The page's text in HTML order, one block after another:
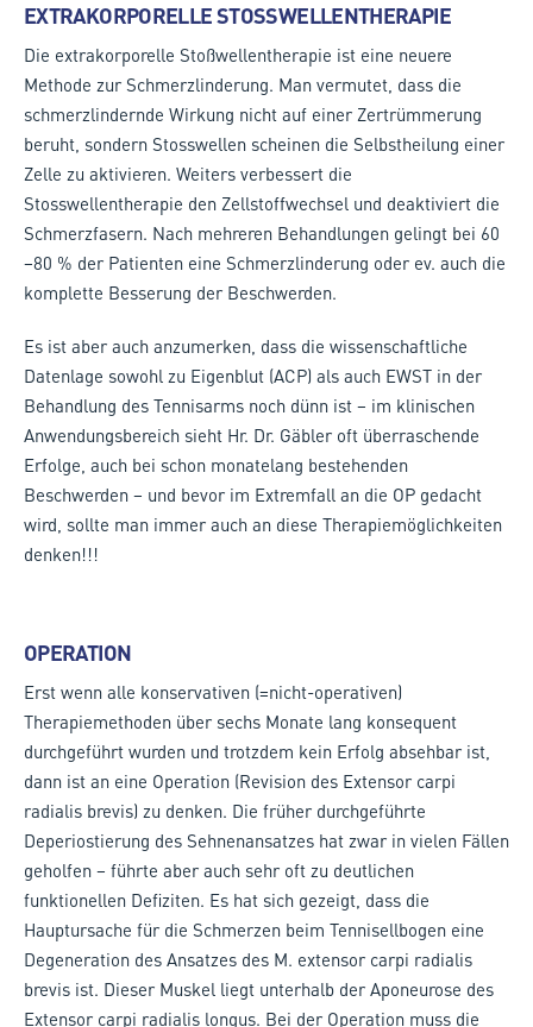
EXTRAKORPORELLE STOSSWELLENTHERAPIE
Die extrakorporelle Stoßwellentherapie ist eine neuere
Methode zur Schmerzlinderung. Man vermutet, dass die
schmerzlindernde Wirkung nicht auf einer Zertrümmerung
beruht, sondern Stosswellen scheinen die Selbstheilung einer
Zelle zu aktivieren. Weiters verbessert die
Stosswellentherapie den Zellstoffwechsel und deaktiviert die
Schmerzfasern. Nach mehreren Behandlungen gelingt bei 60
–80 % der Patienten eine Schmerzlinderung oder ev. auch die
komplette Besserung der Beschwerden.
Es ist aber auch anzumerken, dass die wissenschaftliche
Datenlage sowohl zu Eigenblut (ACP) als auch EWST in der
Behandlung des Tennisarms noch dünn ist – im klinischen
Anwendungsbereich sieht Hr. Dr. Gäbler oft überraschende
Erfolge, auch bei schon monatelang bestehenden
Beschwerden – und bevor im Extremfall an die OP gedacht
wird, sollte man immer auch an diese Therapiemöglichkeiten
denken!!!
OPERATION
Erst wenn alle konservativen (=nicht-operativen)
Therapiemethoden über sechs Monate lang konsequent
durchgeführt wurden und trotzdem kein Erfolg absehbar ist,
dann ist an eine Operation (Revision des Extensor carpi
radialis brevis) zu denken. Die früher durchgeführte
Deperiostierung des Sehnenansatzes hat zwar in vielen Fällen
geholfen – führte aber auch sehr oft zu deutlichen
funktionellen Defiziten. Es hat sich gezeigt, dass die
Hauptursache für die Schmerzen beim Tennisellbogen eine
Degeneration des Ansatzes des M. extensor carpi radialis
brevis ist. Dieser Muskel liegt unterhalb der Aponeurose des
Extensor carpi radialis longus. Bei der Operation muss die